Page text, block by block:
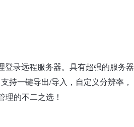
录远程服务器。具有超强的服务器
持一键导出/导入，自定义分辨率，
的不二之选！